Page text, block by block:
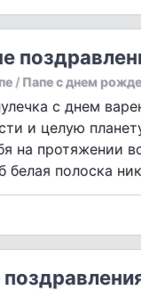
/ Папе с днем
с днем
и целую
на протяжении
белая полоска